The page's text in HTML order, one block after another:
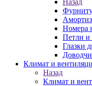
Назад
Номера
Петли
Глазки
Климат и
Назад
Климат и